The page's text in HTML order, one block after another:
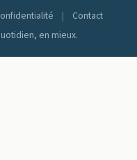
|
Contact
en mieux.